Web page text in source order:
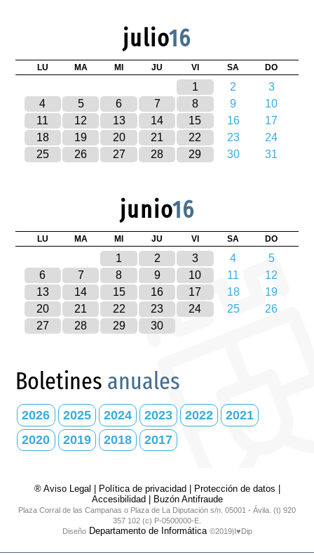
julio16
LU MA MI JU VI SA DO
1 2
3
4
5 6 7 8 9
10
11
12 13 14 15 16
17
18
19 20 21 22 23
24
25
26 27 28 29 30 31
junio16
LU MA MI JU VI SA DO
1 2 3 4
5
6
7 8 9 10 11
12
13
14 15 16 17 18
19
20
21 22 23 24 25
26
27
28 29 30
Boletines anuales
2026 2025 2024 2023 2022
2021
2020
2019 2018 2017
® Aviso Legal Política de privacidad Protección de datos
Accesibilidad
Buzón Antifraude
Plaza Corral de las Campanas o Plaza de La Diputación s/n. 05001 - Ávila. (t) 920
357 102 (c) P-0500000-E.
DiseñoDepartamento de Informática ©2019|I♥Dip